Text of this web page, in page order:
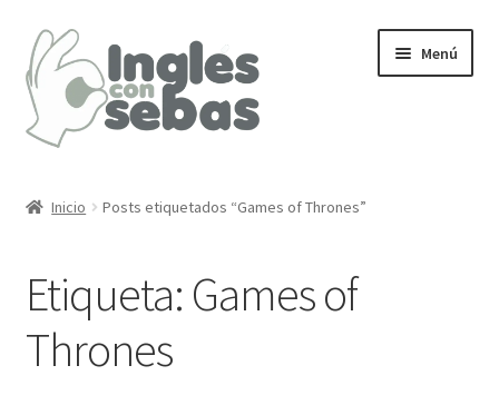
Ir
a
la
navegación
Ir
al
contenido
Menú
Inicio Posts etiquetados “Games of Thrones”
Etiqueta: Games of
Thrones